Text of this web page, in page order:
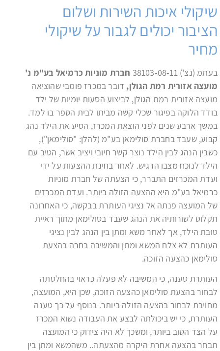
שיקולי איכות השירות ושלום
הציבור יכולים לגבור על שיקולי
מחיר
בעתמ (נצ') 38103-08-11
חברת מוניות כרמיאל בע"מ נ'
מועצה אזורית רמת הגולן, דובר במכרז פומבי שהוציאה
מועצה אזורית רמת הגולן, לביצוע הסעות יומיות של ילד
בודד הלוקה בפיגור שכלי קשה מביתו לבית הספר בו למד.
במשך ארבע שנים לפני הוצאת המכרז, הסיע את הילד נהג
קבוע, שעבד בחברת סולימאן בע"מ (להלן: "סולימאן"),
כשבין הנהג לבין הילד נוצר קשר חיובי ויציב אשר, הטיב עם
הילד לנוכח מצבו הרגיש. לאחר בחינת ההצעות על ידי
ועדת המכרזים התברר, כי הצעתה של חברת מוניות
כרמיאל בע"מ היא ההצעה הזולה ביותר. ועדת המכרזים
של המועצה פנתה אל נציגי העותרת בבקשה, כי האחרונה
תקלוט לשורותיה את הנהג שעבד בסולימאן מתוך ראיית
טובת הילד, אך לאחר משא ומתן בין הנהג לבין נציגי
העותרת לא צלח המשא ומתן והמשיבה בחרה בהצעת
סולימאן כהצעה הזוכה.
העותרת טענה, כי המשיבה לא פעלה כראוי בהחלטתה
לבחור בהצעת סולימאן כהצעה הזוכה, שכן היא, המועצה,
מחויבת לבחור בהצעה הזולה ביותר. בנוסף על כך טענה
העותרת, כי יש ביכולתה לבצע את העבודה נשוא המכרז
על הצד הטוב ביותר, ומשכך לא היה צידוק כי המועצה
תבחר בהצעה אחרת היקרה מהצעתה.. משהמשא ומתן בין